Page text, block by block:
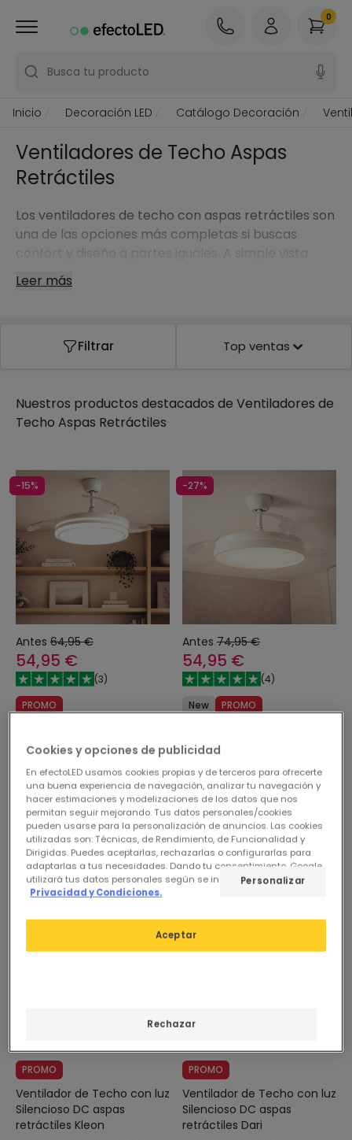
Busca tu producto
0
Inicio Decoración LED Catálogo Decoración
Ventiladores de Techo Aspas
Retráctiles
Los ventiladores de techo con aspas retráctiles son
una de las opciones más completas si buscas
confort y diseño a partes iguales. A simple vista
parecen una luminaria moderna; al encenderse, las
palas se despliegan de forma automática y
del ventilador, logrando un acabado limpio y muy
Leer más
Filtrar Top ventas
Nuestros productos destacados de Ventiladores de
Techo Aspas Retráctiles
-15%
Antes 64,95 €
54,95 €
(3)
PROMO
Silencioso DC aspas
retráctiles Dalori Evo
En Stock, entrega en
48/72h
-27%
Antes 74,95 €
54,95 €
(4)
New
PROMO
Silencioso DC aspas
En Stock, entrega en
48/72h
-27%
PROMO
Ventilador de Techo con luz
Silencioso DC aspas
retráctiles Kleon
-21%
74,95 €
PROMO
Ventilador de Techo con luz
Silencioso DC aspas
retráctiles Dari
Cookies y opciones de publicidad
En efectoLED usamos cookies propias y de terceros para ofrecerte
una buena experiencia de navegación, analizar tu navegación y
hacer estimaciones y modelizaciones de los datos que nos
permitan seguir mejorando. Tus datos personales/cookies
pueden usarse para la personalización de anuncios. Las cookies
utilizadas son: Técnicas, de Rendimiento, de Funcionalidad y
Dirigidas. Puedes aceptarlas, rechazarlas o configurarlas para
adaptarlas a tus necesidades. Dando tu consentimiento, Google
utilizará tus datos personales según se indica en su sitio de
Privacidad y Condiciones.
Rechazar
Aceptar
Personalizar